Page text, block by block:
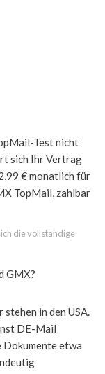
Test nicht
sich Ihr Vertrag
€ monatlich für
TopMail, zahlbar
die vollständige
GMX?
in den USA.
DE-Mail
Dokumente etwa